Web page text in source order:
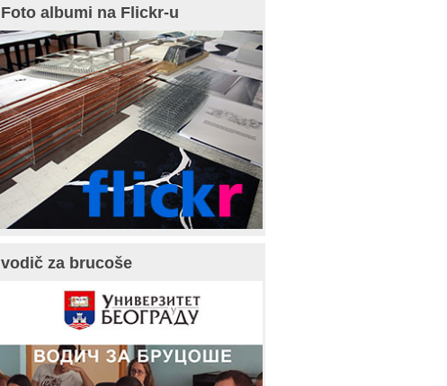
Foto albumi na Flickr-u
vodič za brucoše